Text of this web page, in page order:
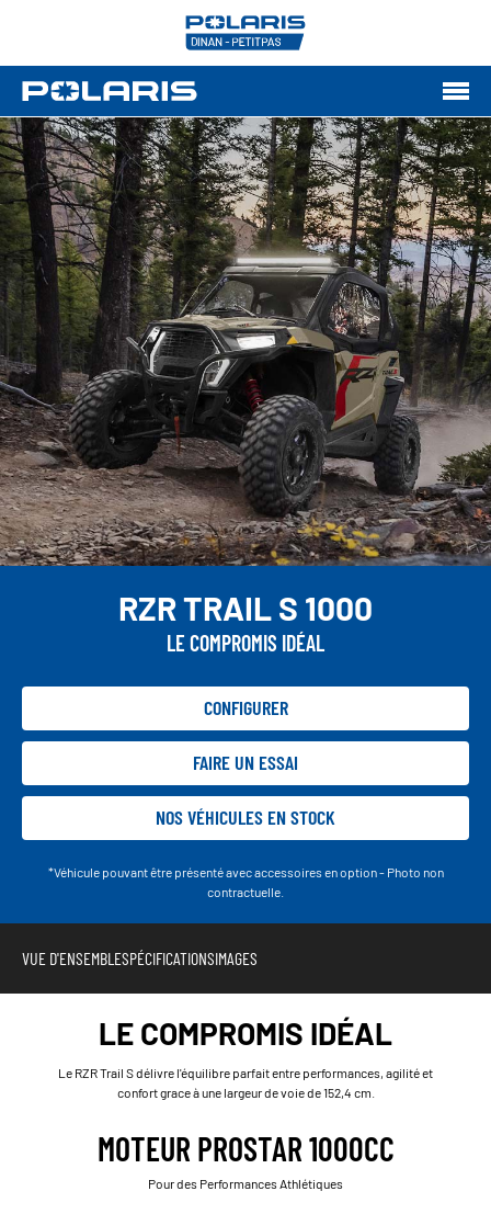
RZR TRAIL S 1000
LE COMPROMIS IDÉAL
CONFIGURER
FAIRE UN ESSAI
NOS VÉHICULES EN STOCK
*Véhicule pouvant être présenté avec accessoires en option - Photo non
contractuelle.
VUE D'ENSEMBLESPÉCIFICATIONSIMAGES
LE COMPROMIS IDÉAL
Le RZR Trail S délivre l'équilibre parfait entre performances, agilité et
confort grace à une largeur de voie de 152,4 cm.
MOTEUR PROSTAR 1000CC
Pour des Performances Athlétiques